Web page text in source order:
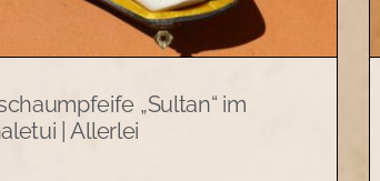
„Sultan“ im
| Allerlei